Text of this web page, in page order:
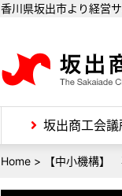
香川県坂出市より経営
坂出商工会
Home > 【中小機構】